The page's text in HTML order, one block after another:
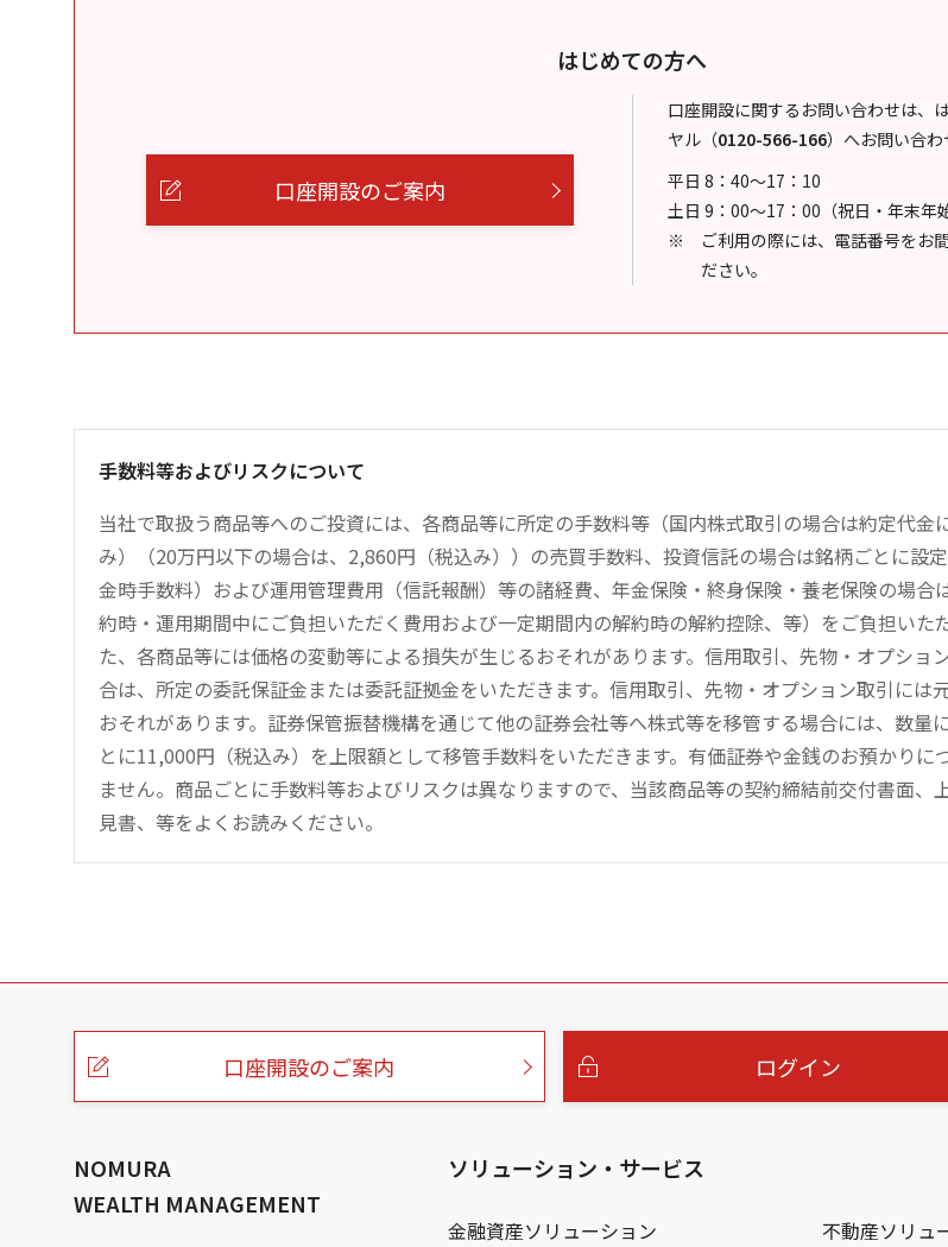
はじめての方へ
口座開設のご案内
口座開設に関するお問い合わせは、
ヤル （0120-566-166） へお問い合わ
平日 8：40～17：10
土日 9：00～17：00（祝日・年末年
ご利用の際には、電話番号をお
ださい。
手数料等およびリスクについて
当社で取扱う商品等へのご投資には、各商品等に所定の手数料等（国内株式取引の場合は約定代金
み）（20万円以下の場合は、2,860円（税込み））の売買手数料、投資信託の場合は銘柄ごとに設
金時手数料）および運用管理費用（信託報酬）等の諸経費、年金保険・終身保険・養老保険の場合
約時・運用期間中にご負担いただく費用および一定期間内の解約時の解約控除、等）をご負担いた
た、各商品等には価格の変動等による損失が生じるおそれがあります。信用取引、先物・オプショ
合は、所定の委託保証金または委託証拠金をいただきます。信用取引、先物・オプション取引には
おそれがあります。証券保管振替機構を通じて他の証券会社等へ株式等を移管する場合には、数量
とに11,000円（税込み）を上限額として移管手数料をいただきます。有価証券や金銭のお預かりに
ません。商品ごとに手数料等およびリスクは異なりますので、当該商品等の契約締結前交付書面、
見書、等をよくお読みください。
こ
口座開設のご案内 ログイン
NOMURA
WEALTH MANAGEMENT
ソリューション・サービス
金融資産ソリューション 不動産ソリュ